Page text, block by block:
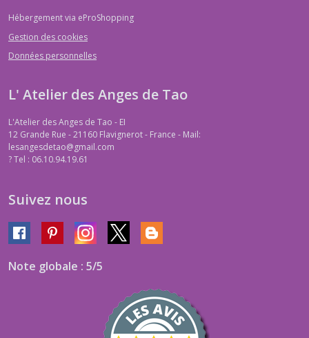
Hébergement via eProShopping
Gestion des cookies
Données personnelles
L' Atelier des Anges de Tao
L'Atelier des Anges de Tao - EI
12 Grande Rue - 21160 Flavignerot - France - Mail:
lesangesdetao@gmail.com
?Tel : 06.10.94.19.61
Suivez nous
Note globale : 5/5